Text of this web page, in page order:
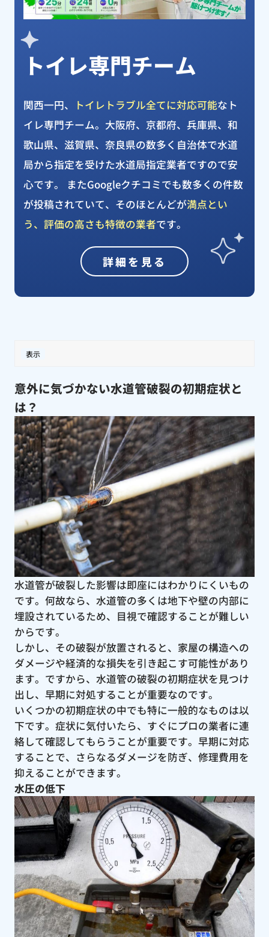
トイレ専門チーム
関西一円、 トイレトラブル全てに対応可能なト
イレ専門チーム。大阪府、京都府、兵庫県、和
歌山県、滋賀県、奈良県の数多く自治体で水道
局から指定を受けた水道局指定業者ですので安
心です。 またGoogleクチコミでも数多くの件数
が投稿されていて、そのほとんどが満点とい
う、評価の高さも特徴の業者です。
詳細を見る
表示
意外に気づかない水道管破裂の初期症状と
は？
水道管が破裂した影響は即座にはわかりにくいもの
です。何故なら、水道管の多くは地下や壁の内部に
埋設されているため、目視で確認することが難しい
からです。
しかし、その破裂が放置されると、家屋の構造への
ダメージや経済的な損失を引き起こす可能性があり
ます。ですから、水道管の破裂の初期症状を見つけ
出し、早期に対処することが重要なのです。
いくつかの初期症状の中でも特に一般的なものは以
下です。症状に気付いたら、すぐにプロの業者に連
絡して確認してもらうことが重要です。早期に対応
することで、さらなるダメージを防ぎ、修理費用を
抑えることができます。
水圧の低下